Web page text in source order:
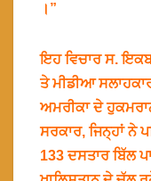
।”
ਇਹ ਵਿਚਾਰ ਸ.
ਤੇ ਮੀਡੀਆ
ਅਮਰੀਕਾ ਦੇ
ਸਰਕਾਰ, ਜਿਨ੍ਹਾਂ ਨੇ
133 ਦਸਤਾਰ ਬਿੱਲ